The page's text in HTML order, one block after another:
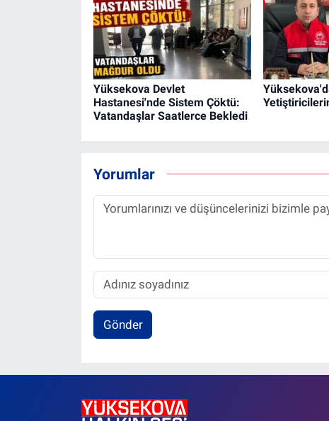
Yüksekova Devlet
Hastanesi'nde Sistem Çöktü:
Vatandaşlar Saatlerce Bekledi
Yorumlar
Gönder